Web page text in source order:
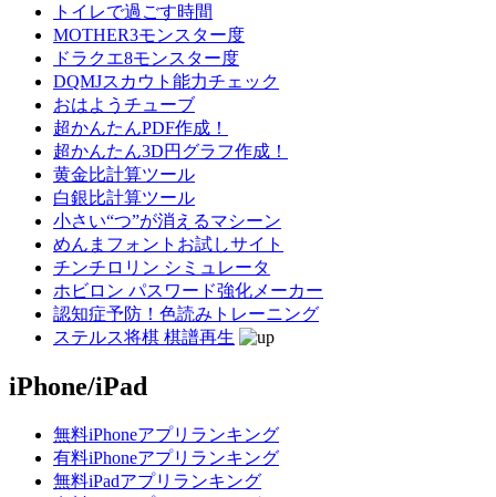
トイレで過ごす時間
MOTHER3モンスター度
ドラクエ8モンスター度
DQMJスカウト能力チェック
おはようチューブ
超かんたんPDF作成！
超かんたん3D円グラフ作成！
黄金比計算ツール
白銀比計算ツール
小さい“つ”が消えるマシーン
めんまフォントお試しサイト
チンチロリン シミュレータ
ホビロン パスワード強化メーカー
認知症予防！色読みトレーニング
ステルス将棋 棋譜再生
iPhone/iPad
無料iPhoneアプリランキング
有料iPhoneアプリランキング
無料iPadアプリランキング